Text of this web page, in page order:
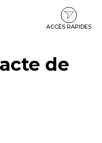
ACCÈS RAPIDES
de